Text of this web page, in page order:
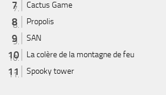
Cactus Game
Propolis
SAN
La colère de la montagne de feu
Spooky tower